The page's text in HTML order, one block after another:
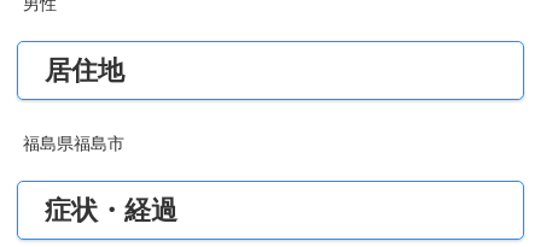
居住地
福島県福島市
症状・経過